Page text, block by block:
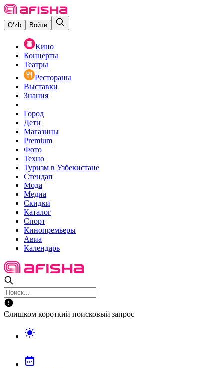
O‘zb Войти
Кино
Концерты
Театры
Рестораны
Выставки
Знания
Город
Дети
Магазины
Premium
Фото
Техно
Туризм в Узбекистане
Стендап
Мода
Медиа
Скидки
Каталог
Спорт
Кинопремьеры
Авиа
Календарь
Слишком короткий поисковый запрос